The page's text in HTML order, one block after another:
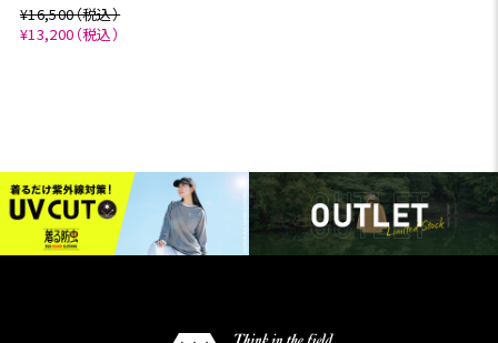
¥16,500（税込）
¥13,200（税込）